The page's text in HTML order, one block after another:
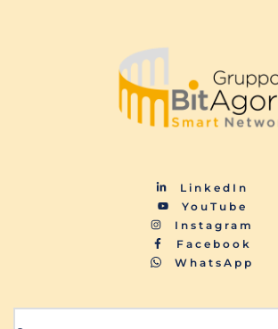
LinkedIn
YouTube
Instagram
Facebook
WhatsApp